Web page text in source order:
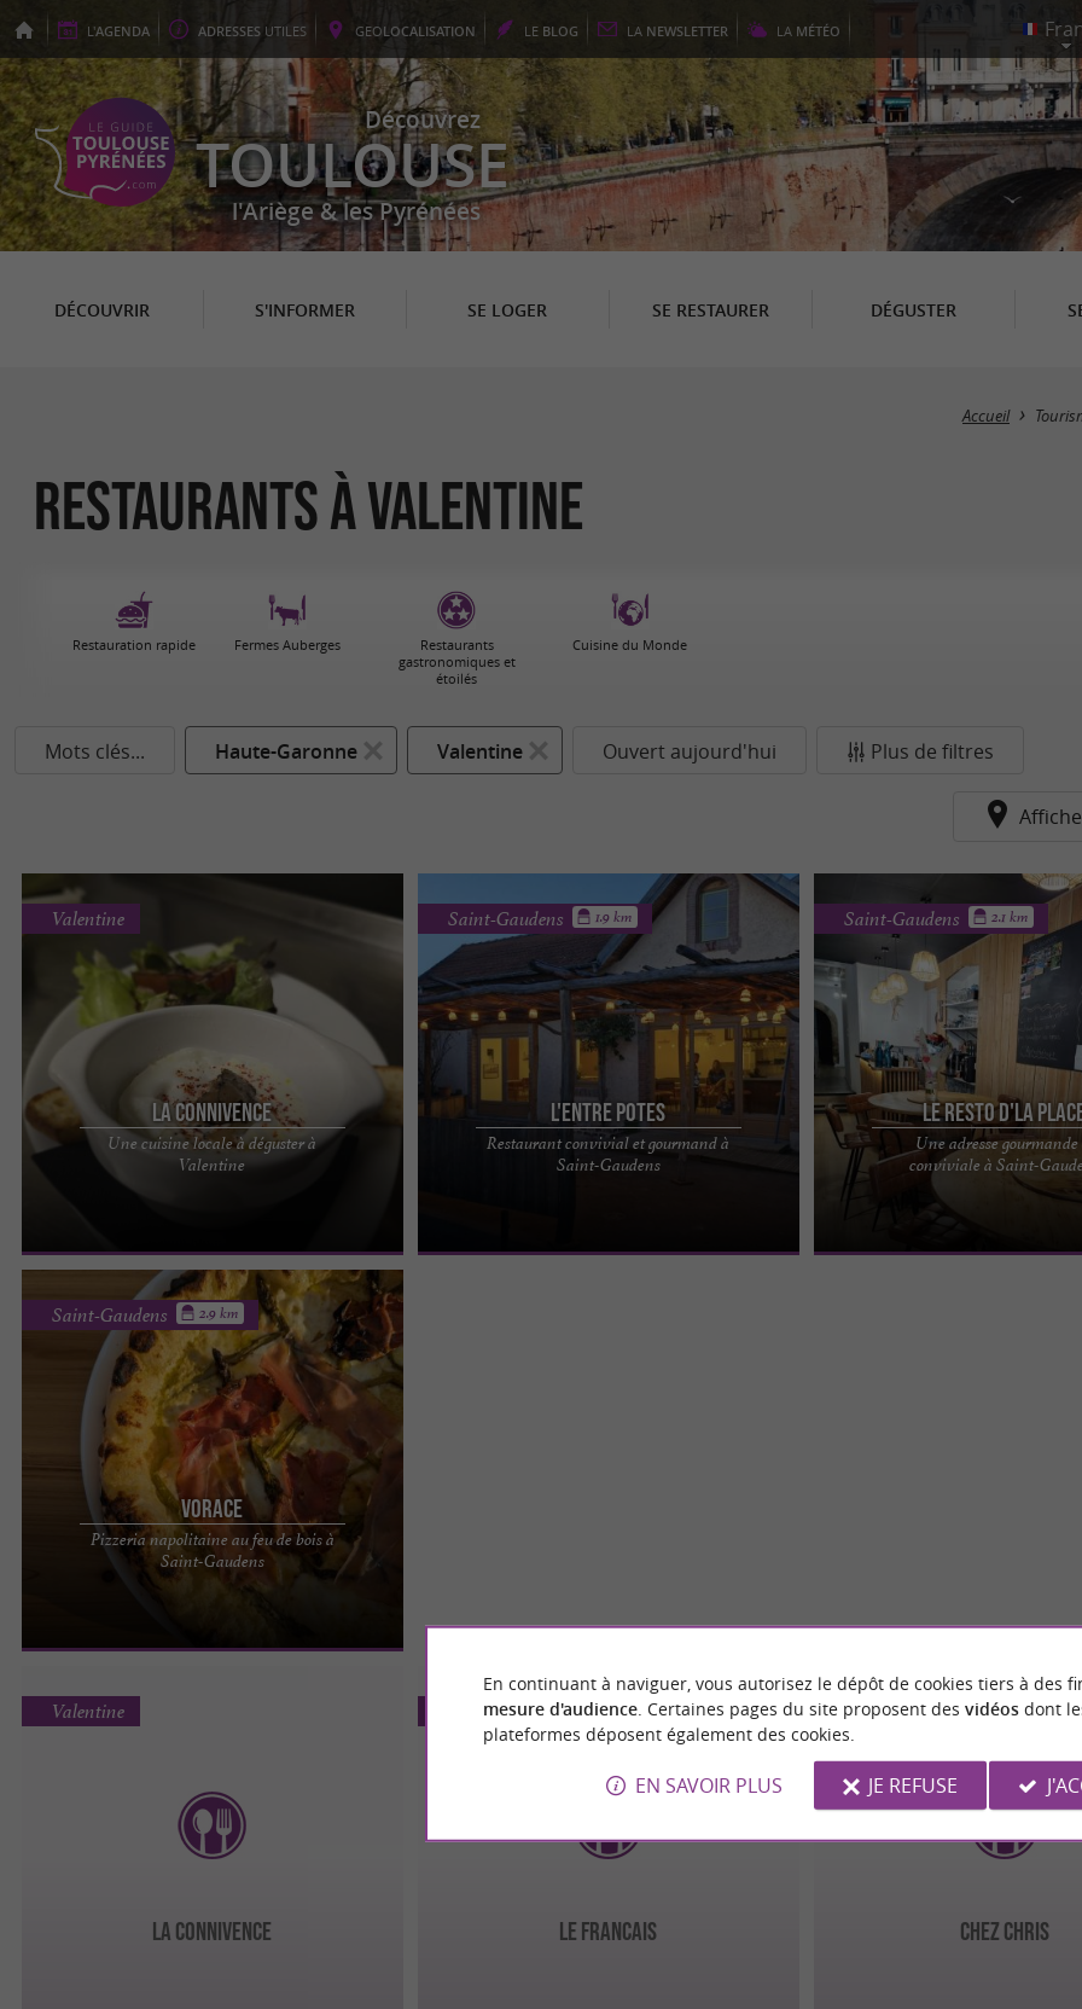
L'AGENDA ADRESSES UTILES GEOLOCALISATION LE BLOG LA NEWSLETTER LA MÉTÉO
Découvrez
TOULOUSE
l'Ariège & les Pyrénées
DÉCOUVRIR S'INFORMER SE LOGER SE RESTAURER DÉGUSTER
Accueil
Restaurants à Valentine
Restauration rapide Fermes Auberges
Restaurants
gastronomiques et
étoilés
Cuisine du Monde
Mots clés... Haute-Garonne Valentine Ouvert aujourd'hui Plus de filtres
La Connivence
Une cuisine locale à déguster à
Valentine
Valentine
Connivence, un restaurant traditionnel à
découvrir au cœur du Comminges Évadez-vous le
temps d'un instant, la ...
L'Entre Potes
Restaurant convivial et gourmand à
Saint-Gaudens
Saint-Gaudens 1.9 km
L’Entre Potes, un restaurant convivial qui porte
bien son nom à Saint-Gaudens Sourire et bonne
Le Resto d'la
Une adresse gourmande
conviviale à Saint-
Saint-Gaudens 2.1 km
Le Resto d'la Place, une adresse
conviviale à Saint-Gaudens
pour le déjeuner, ...
Vorace
Pizzeria napolitaine au feu de bois à
Saint-Gaudens
Saint-Gaudens 2.9 km
VORACE – L’Art de la Pizza Napolitaine au Cœur du
Comminges À quelques pas du centre-ville de
LA CONNIVENCE
Valentine
LE FRANCAIS
Saint-Gaudens 2.1 km
Chez Chris
Saint-Gaudens 2.1 km
En continuant à naviguer, vous autorisez le dépôt de cookies tiers à des
mesure d'audience. Certaines pages du site proposent des vidéosdont
plateformes déposent également des cookies.
EN SAVOIR PLUS JE REFUSE